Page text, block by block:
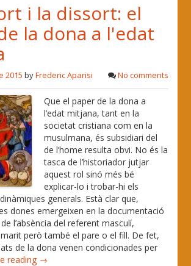
i la dissort: el
la dona a l'edat
2015 byFrederic Aparisi No comments
Que el paper de la dona a
l’edat mitjana, tant en la
societat cristiana com en la
musulmana, és subsidiari del
de l’home resulta obvi. No és la
tasca de l’historiador jutjar
aquest rol sinó més bé
explicar-lo i trobar-hi els
generals. Està clar que,
dones emergeixen en la documentació
l’absència del referent masculí,
però també el pare o el fill. De fet,
de la dona venen condicionades per
reading →